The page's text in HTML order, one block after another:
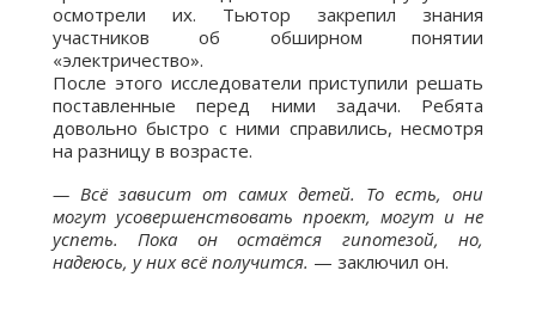
осмотрели их. Тьютор закрепил знания
участников об обширном понятии
«электричество».
После этого исследователи приступили решать
поставленные перед ними задачи. Ребята
довольно быстро с ними справились, несмотря
на разницу в возрасте.
— Всё зависит от самих детей. То есть, они
могут усовершенствовать проект, могут и не
успеть. Пока он остаётся гипотезой, но,
надеюсь, у них всё получится. — заключил он.